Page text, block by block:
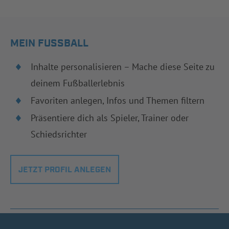
MEIN FUSSBALL
Inhalte personalisieren – Mache diese Seite zu
deinem Fußballerlebnis
Favoriten anlegen, Infos und Themen filtern
Präsentiere dich als Spieler, Trainer oder
Schiedsrichter
JETZT PROFIL ANLEGEN